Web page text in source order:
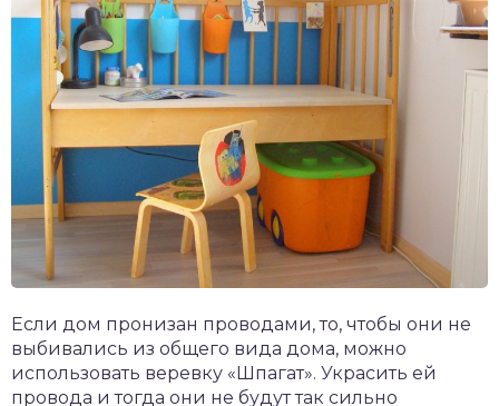
Если дом пронизан проводами, то, чтобы они не
выбивались из общего вида дома, можно
использовать веревку «Шпагат». Украсить ей
провода и тогда они не будут так сильно